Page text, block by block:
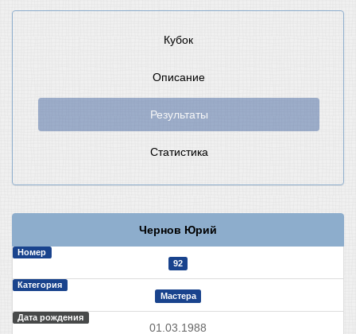
Кубок
Описание
Результаты
Статистика
Чернов Юрий
Номер
92
Категория
Мастера
Дата рождения
01.03.1988